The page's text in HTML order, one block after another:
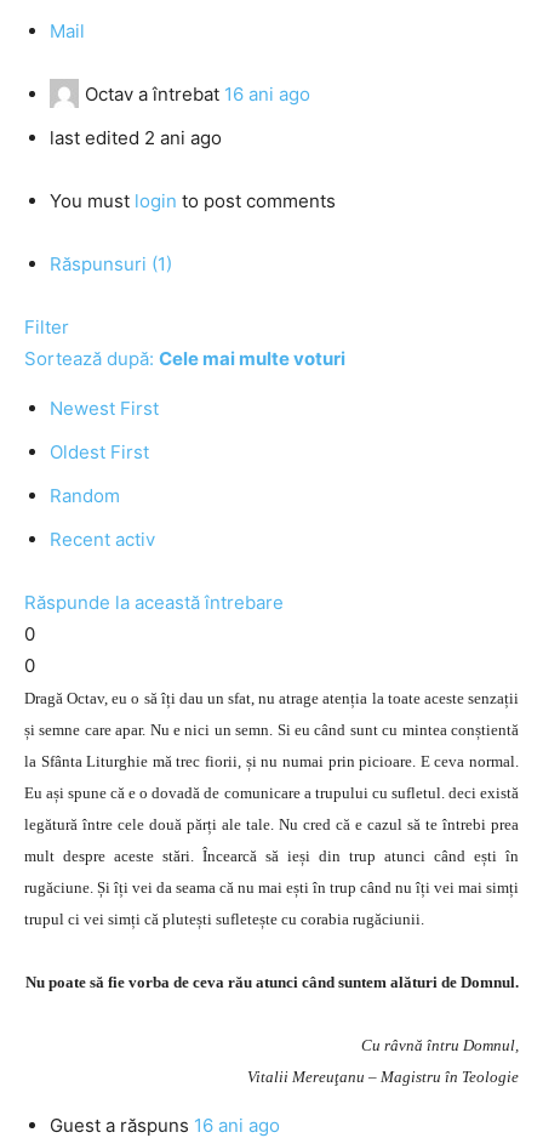
Mail
Octav a întrebat 16 ani ago
last edited 2 ani ago
You must login to post comments
Răspunsuri (1)
Filter
Sortează după: Cele mai multe voturi
Newest First
Oldest First
Random
Recent activ
Răspunde la această întrebare
0
0
Dragă Octav, eu o să îți dau un sfat, nu atrage atenția la toate aceste senzații
și semne care apar. Nu e nici un semn. Si eu când sunt cu mintea conștientă
la Sfânta Liturghie mă trec fiorii, și nu numai prin picioare. E ceva normal.
Eu ași spune că e o dovadă de comunicare a trupului cu sufletul. deci există
legătură între cele două părți ale tale. Nu cred că e cazul să te întrebi prea
mult despre aceste stări. Încearcă să ieși din trup atunci când ești în
rugăciune. Și îți vei da seama că nu mai ești în trup când nu îți vei mai simți
trupul ci vei simți că plutești sufletește cu corabia rugăciunii.
Nu poate să fie vorba de ceva rău atunci când suntem alături de Domnul.
Cu râvnă întru Domnul,
Vitalii Mereuţanu – Magistru în Teologie
Guest a răspuns 16 ani ago